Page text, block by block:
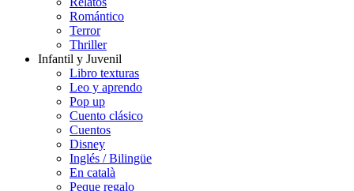
Romántico
Terror
Thriller
Infantil y Juvenil
Libro texturas
Leo y aprendo
Pop up
Cuento clásico
Cuentos
Disney
Inglés / Bilingüe
En català
Peque regalo